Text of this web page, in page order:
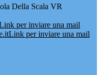
Della Scala VR
per inviare una mail
Link per inviare una mail